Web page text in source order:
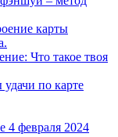
карты
Что такое твоя
по карте
4 февраля 2024